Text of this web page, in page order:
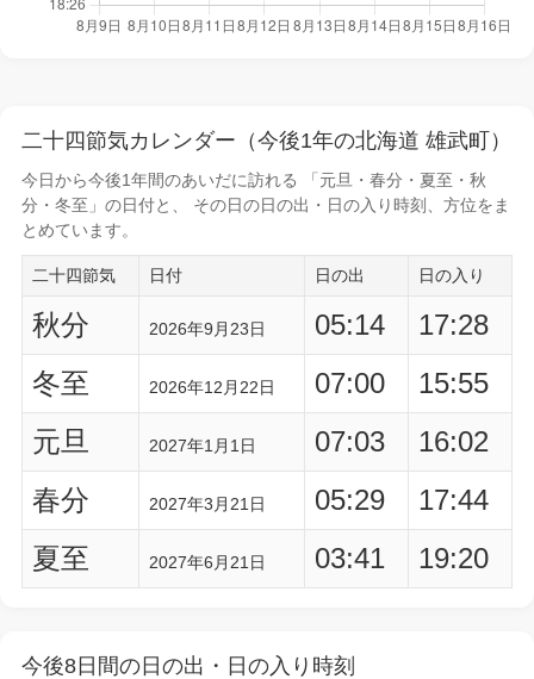
二十四節気カレンダー（今後1年の北海道 雄武町）
今日から今後1年間のあいだに訪れる 「元旦・春分・夏至・秋
分・冬至」の日付と、 その日の日の出・日の入り時刻
、方位をま
とめています。
二十四節気 日付 日の出 日の入り
秋分 2026年9月23日 05:14
17:28
冬至
2026年12月22日 07:00
15:55
元旦
2027年1月1日 07:03
16:02
春分
2027年3月21日 05:29
17:44
夏至
2027年6月21日 03:41 19:20
今後8日間の日の出・日の入り時刻